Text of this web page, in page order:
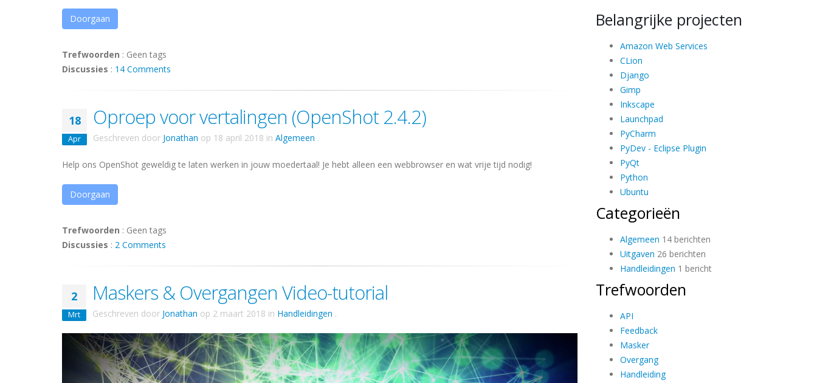
Doorgaan
Trefwoorden : Geen tags
Discussies : 14 Comments
18
Apr
Oproep voor vertalingen (OpenShot 2.4.2)
Geschreven door Jonathan op 18 april 2018 in Algemeen .
Help ons OpenShot geweldig te laten werken in jouw moedertaal! Je hebt alleen een webbrowser en wat vrije tijd nodig!
Doorgaan
Trefwoorden : Geen tags
Discussies : 2 Comments
2
Mrt
Maskers & Overgangen Video-tutorial
Geschreven door Jonathan op 2 maart 2018 in Handleidingen .
Belangrijke projecten
Amazon Web Services
CLion
Django
Gimp
Inkscape
Launchpad
PyCharm
PyDev - Eclipse Plugin
PyQt
Python
Ubuntu
Categorieën
Algemeen 14 berichten
Uitgaven 26 berichten
Handleidingen 1 bericht
Trefwoorden
API
Feedback
Masker
Overgang
Handleiding